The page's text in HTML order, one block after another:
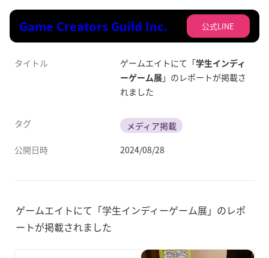
Game Creators Guild Inc. 公式LINE
タイトル ゲームエイトにて「学生インディ
ーゲーム展」のレポートが掲載さ
れました
タグ メディア掲載
公開日時 2024/08/28
ゲームエイトにて「学生インディーゲーム展」のレポ
ートが掲載されました